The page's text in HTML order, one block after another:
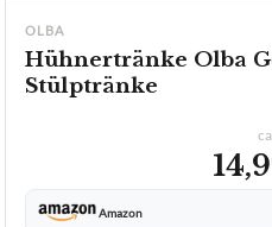
OLBA
Hühnertränke Olba
Stülptränke
ca.
Amazon